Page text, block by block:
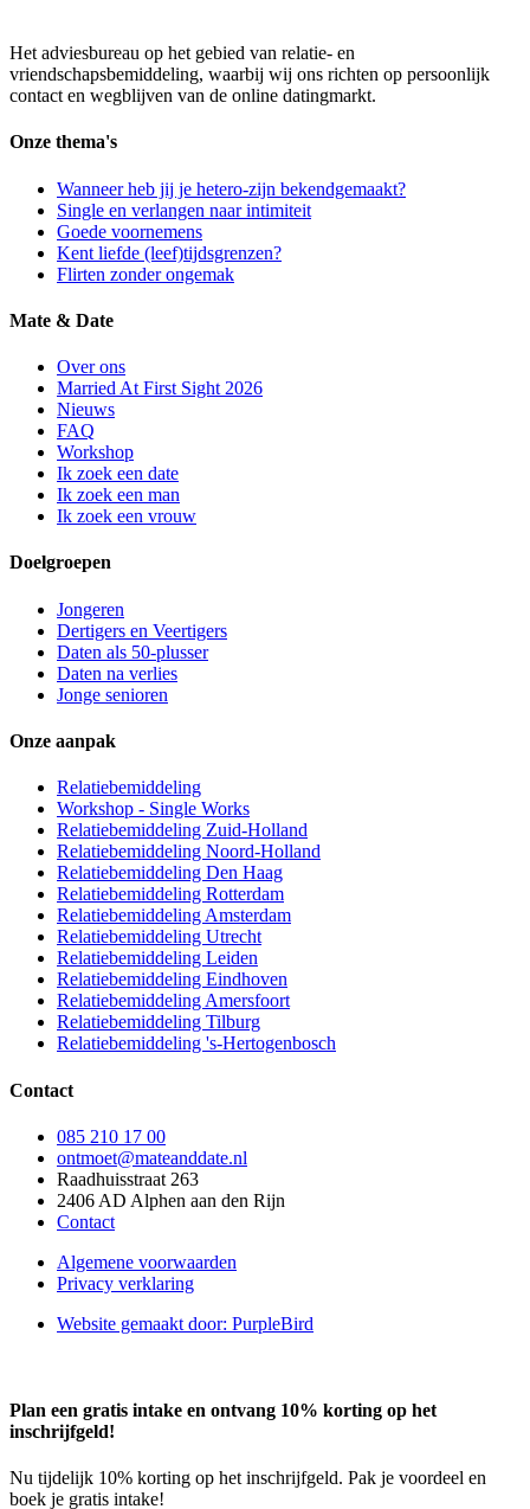
Het adviesbureau op het gebied van relatie- en
vriendschapsbemiddeling, waarbij wij ons richten op persoonlijk
contact en wegblijven van de online datingmarkt.
Onze thema's
Wanneer heb jij je hetero-zijn bekendgemaakt?
Single en verlangen naar intimiteit
Goede voornemens
Kent liefde (leef)tijdsgrenzen?
Flirten zonder ongemak
Mate & Date
Over ons
Married At First Sight 2026
Nieuws
FAQ
Workshop
Ik zoek een date
Ik zoek een man
Ik zoek een vrouw
Doelgroepen
Jongeren
Dertigers en Veertigers
Daten als 50-plusser
Daten na verlies
Jonge senioren
Onze aanpak
Relatiebemiddeling
Workshop - Single Works
Relatiebemiddeling Zuid-Holland
Relatiebemiddeling Noord-Holland
Relatiebemiddeling Den Haag
Relatiebemiddeling Rotterdam
Relatiebemiddeling Amsterdam
Relatiebemiddeling Utrecht
Relatiebemiddeling Leiden
Relatiebemiddeling Eindhoven
Relatiebemiddeling Amersfoort
Relatiebemiddeling Tilburg
Relatiebemiddeling 's-Hertogenbosch
Contact
085 210 17 00
ontmoet@mateanddate.nl
Raadhuisstraat 263
2406 AD Alphen aan den Rijn
Contact
Algemene voorwaarden
Privacy verklaring
Website gemaakt door: PurpleBird
Plan een gratis intake en ontvang 10% korting op het
inschrijfgeld!
Nu tijdelijk 10% korting op het inschrijfgeld. Pak je voordeel en
boek je gratis intake!